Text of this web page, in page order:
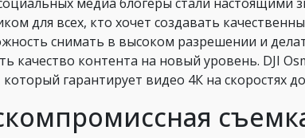
для всех, кто хочет создавать
снимать в высоком разрешении и
качество контента на новый уровень. DJI
который гарантирует видео 4К на скоростях